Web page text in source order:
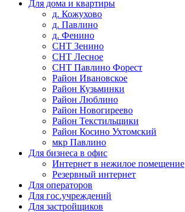
Для дома и квартиры
д. Кожухово
д. Павлино
д. Фенино
СНТ Зенино
СНТ Лесное
СНТ Павлино Форест
Район Ивановское
Район Кузьминки
Район Люблино
Район Новогиреево
Район Текстильщики
Район Косино Ухтомский
мкр Павлино
Для бизнеса в офис
Интернет в нежилое помещение
Резервный интернет
Для операторов
Для гос.учреждений
Для застройщиков